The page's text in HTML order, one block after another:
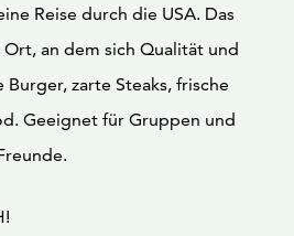
Reise durch die USA. Das
Ort, an dem sich Qualität und
zarte Steaks, frische
Geeignet für Gruppen und